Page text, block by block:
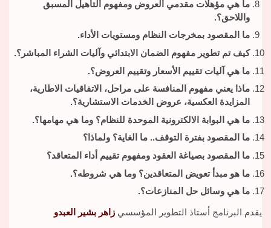
ما هي مؤهلات مقدمي العروض ومفهوم التأهيل المسبق
واللاحق؟.
ما المقصود بمخرجات النظام ومستويات الأداء.
كيف تم تطوير مفهوم الضمان الابتدائي وآليات الشراء المباشر؟.
ما هي آليات تقييم الأسعار وتقييم العروض؟.
ماذا يعني مفهوم المنافسة على مراحل، الاتفاقيات الاطارية،
المزايدة العكسية، عروض الخدمات الاستشارية؟.
ما هي البوابة الالكترونية الموحدة للنظام؟ وما هي مهامها؟.
ما المقصود بفترة التوقف.. ما الغاية؟ ولماذا؟
ما المقصود بصياغة العقود ومفهوم تقييم أداء المتعاقد؟
ما هو مبدأ تعويض المتعاقدين؟ وما هي شروطه؟.
ما هي وسائل حل المنازعات؟.
يقدم البرنامج أستاذ التطوير المؤسسي زاهر بشير العبدو